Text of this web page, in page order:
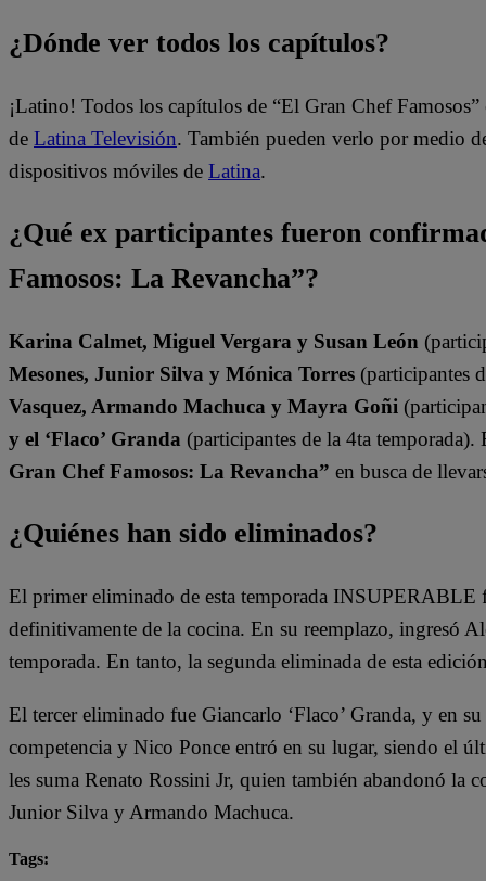
¿Dónde ver todos los capítulos?
¡Latino! Todos los capítulos de “El Gran Chef
de Latina Televisión. También pueden verlo por medio
dispositivos móviles de Latina.
¿Qué ex participantes fueron
Famosos: La Revancha”?
Karina Calmet, Miguel Vergara y Susan León
Mesones, Junior Silva y Mónica Torres (participantes
Vasquez, Armando Machuca y Mayra Goñi
y el ‘Flaco’ Granda (participantes de la 4ta temporada).
Gran Chef Famosos: La Revancha” en busca de
¿Quiénes han sido eliminados?
El primer eliminado de esta temporada INSUPERABLE
definitivamente de la cocina. En su reemplazo, ingresó
temporada. En tanto, la segunda eliminada de esta
El tercer eliminado fue Giancarlo ‘Flaco’ Granda, y en
competencia y Nico Ponce entró en su lugar, siendo el
les suma Renato Rossini Jr, quien también abandonó la
Junior Silva y Armando Machuca.
Tags: